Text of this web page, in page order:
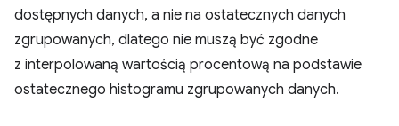
dostępnych danych, a nie na ostatecznych danych
zgrupowanych, dlatego nie muszą być zgodne
z interpolowaną wartością procentową na podstawie
ostatecznego histogramu zgrupowanych danych.